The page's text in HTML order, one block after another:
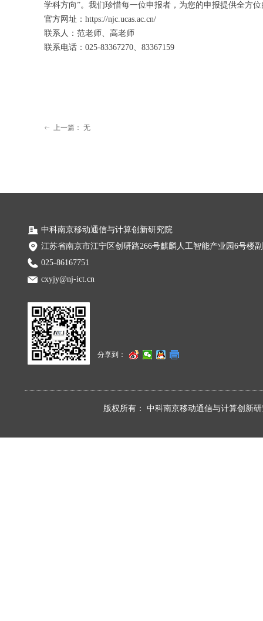
学科方向”。我们珍惜每一位申报者，为您的申报提供全方
官方网址：https://njc.ucas.ac.cn/
联系人：范老师、高老师
联系电话：025-83367270、83367159
ꂃ 上一篇： 无
版权所有： 中科南京移动通信与计算创新
中科南京移动通信与计算创新研究院
江苏省南京市江宁区创研路266号麒麟人工智能产业园6号楼
025-86167751
cxyjy@nj-ict.cn
分享到：